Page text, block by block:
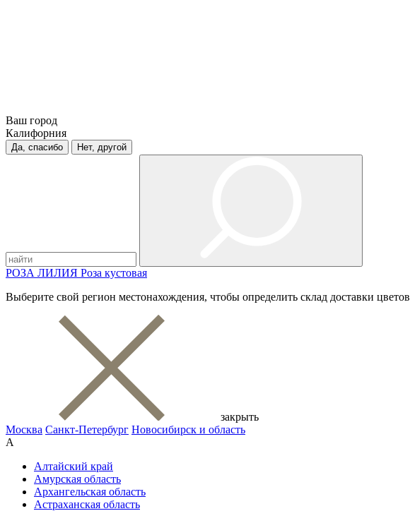
Ваш город
Калифорния
Да, спасибо Нет, другой
РОЗА ЛИЛИЯ Роза кустовая
Выберите свой регион местонахождения, чтобы определить склад доставки цветов
закрыть
Москва Санкт-Петербург Новосибирск и область
А
Алтайский край
Амурская область
Архангельская область
Астраханская область